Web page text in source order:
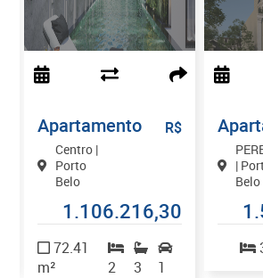
Apartamento
Centro |
Porto
Belo
R$
1.106.216,30
72.41
m²
2 3 1
|
Belo